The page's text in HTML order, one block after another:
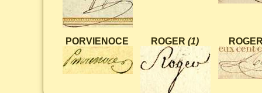
PORVIENOCE ROGER(1)